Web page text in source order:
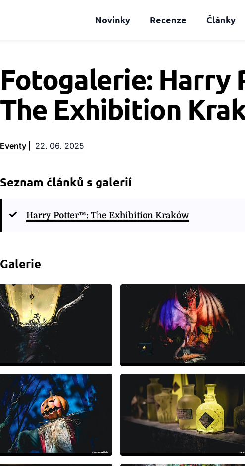
Novinky Recenze Články
Fotogalerie:
The Exhibition
Eventy | 22. 06. 2025
Seznam článků s galerií
Harry Potter™: The Exhibition Kraków
Galerie